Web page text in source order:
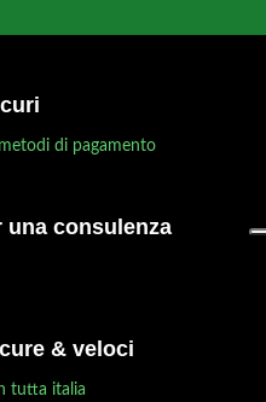
di pagamento
una consulenza
& veloci
tutta italia